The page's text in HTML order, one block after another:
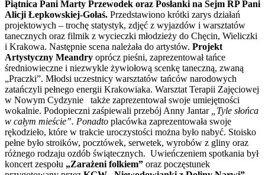
Piątnica Pani Marty Przewodek oraz Posłanki na Sejm RP Pani
Alicji Łepkowskiej-Gołaś. Przedstawiono krótki zarys działań
projektowych – trochę statystyk, zdjęć z wyjazdów i warsztatów
tanecznych oraz filmik z wycieczki młodzieży do Chęcin, Wieliczki
i Krakowa. Następnie scena należała do artystów. Projekt
Artystyczny Meandry oprócz pieśni, zaprezentował tańce
średniowieczne i niezwykle żywiołową scenkę taneczną, zwaną
„Praczki”. Młodsi uczestnicy warsztatów tańców narodowych
zatańczyli pełnego energii Krakowiaka. Warsztat Terapii Zajęciowej
w Nowym Cydzynie także zaprezentował swoje umiejętności
wokalnie. Podopieczni zaśpiewali przebój Anny Jantar „Tyle słońca
w całym mieście”. Ponadto placówka zaprezentowała swoje
rękodzieło, które w trakcie uroczystości można było nabyć. Stoisko
pełne było stroików, pocztówek, serwetek, wyrobów z gliny oraz
różnego rodzaju ozdób świątecznych. Uwieńczeniem spotkania był
koncert zespołu „Zarażeni folkiem” oraz poczęstunek